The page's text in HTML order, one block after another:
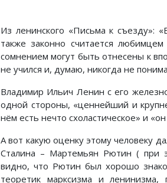
Из ленинского «Письма к съезду»:
также законно считается
сомнением могут быть отнесены к
не учился и, думаю, никогда не
Владимир Ильич Ленин с его
одной стороны, «ценнейший и
нём есть нечто схоластическое» и
А вот какую оценку этому человеку
Сталина – Мартемьян Рютин ( при
видно, что Рютин был хорошо
теоретик марксизма и